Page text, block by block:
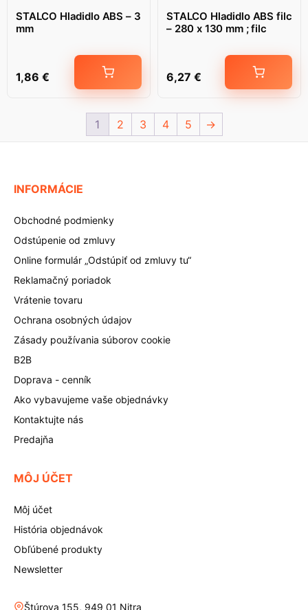
STALCO Hladidlo ABS – 3
mm
1,86 €
STALCO Hladidlo ABS filc
– 280 x 130 mm ; filc
6,27 €
1 2 3 4 5 →
INFORMÁCIE
Obchodné podmienky
Odstúpenie od zmluvy
Online formulár „Odstúpiť od zmluvy tu“
Reklamačný poriadok
Vrátenie tovaru
Ochrana osobných údajov
Zásady používania súborov cookie
B2B
Doprava - cenník
Ako vybavujeme vaše objednávky
Kontaktujte nás
Predajňa
MÔJ ÚČET
Môj účet
História objednávok
Obľúbené produkty
Newsletter
Štúrova 155, 949 01 Nitra